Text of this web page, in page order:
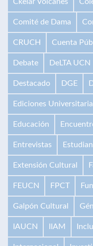
Comité de Dama
CRUCH Cuenta
Debate DeLTA UCN
Destacado DGE
Ediciones
Educación
Entrevistas
Extensión Cultural
FEUCN FPCT
Galpón Cultural
IAUCN IIAM